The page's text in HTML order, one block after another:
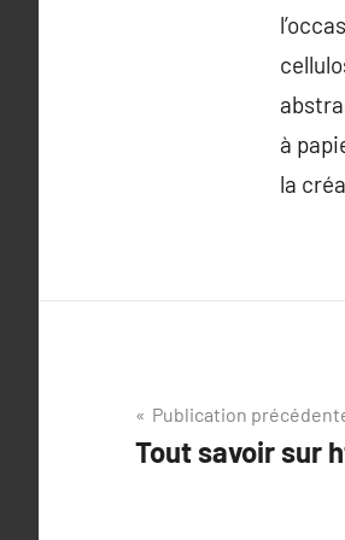
à
la
Navigation
de
Publication
Tout savoir